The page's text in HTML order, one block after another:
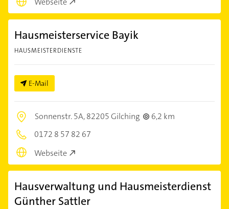
Hausmeisterservice Bayik
HAUSMEISTERDIENSTE
E-Mail
Sonnenstr. 5A,82205 Gilching
6,2 km
0172 8 57 82 67
Webseite
Hausverwaltung und Hausmeisterdienst
Günther Sattler